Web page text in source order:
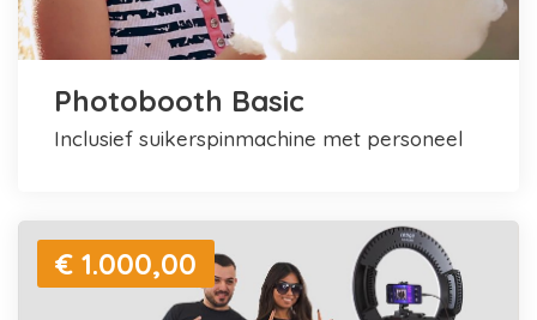
Photobooth Basic
inclusief suikerspinmachine met personeel
€ 1.000,00